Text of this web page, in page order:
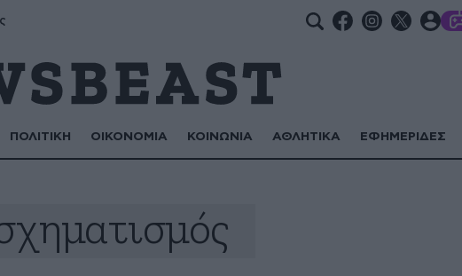
ΠΟΛΙΤΙΚΗ ΟΙΚΟΝΟΜΙΑ ΚΟΙΝΩΝΙΑ ΑΘΛΗΤΙΚΑ ΕΦΗΜΕΡΙΔΕΣ